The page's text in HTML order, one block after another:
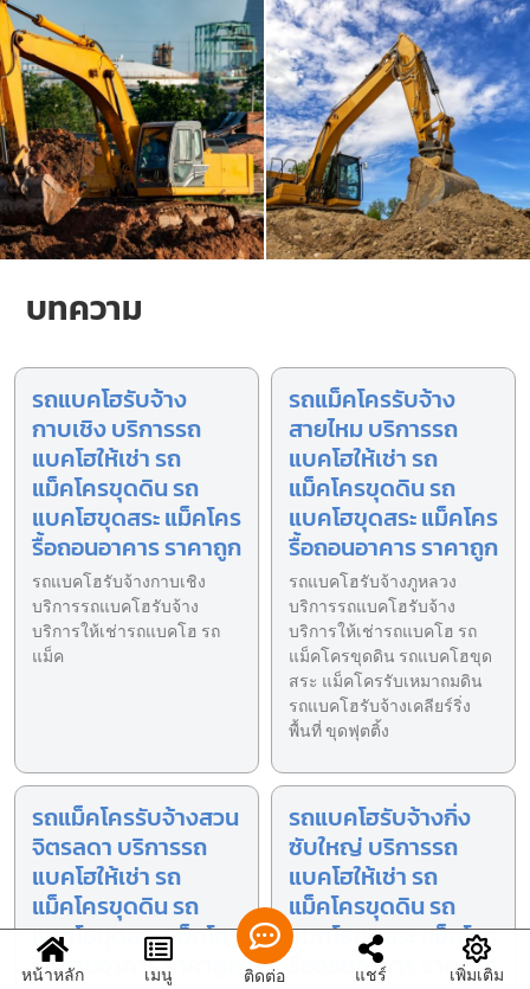
บทความ
รถแบคโฮรับจ้าง
กาบเชิง บริการรถ
แบคโฮให้เช่า รถ
แม็คโครขุดดิน รถ
แบคโฮขุดสระ แม็คโคร
รื้อถอนอาคาร ราคาถูก
รถแบคโฮรับจ้างกาบเชิง
บริการรถแบคโฮรับจ้าง
บริการให้เช่ารถแบคโฮ รถ
แม็ค
รถแม็คโครรับจ้าง
สายไหม บริการรถ
แบคโฮให้เช่า รถ
แม็คโครขุดดิน รถ
แบคโฮขุดสระ แม็คโคร
รื้อถอนอาคาร ราคาถูก
รถแบคโฮรับจ้างภูหลวง
บริการรถแบคโฮรับจ้าง
บริการให้เช่ารถแบคโฮ รถ
แม็คโครขุดดิน รถแบคโฮขุด
สระ แม็คโครรับเหมาถมดิน
รถแบคโฮรับจ้างเคลียร์ริ่ง
พื้นที่ ขุดฟุตติ้ง
รถแม็คโครรับจ้างสวน
จิตรลดา บริการรถ
แบคโฮให้เช่า รถ
แม็คโครขุดดิน รถ
แบคโฮขุดสระ แม็คโคร
รื้อถอนอาคาร ราคาถูก
รถแบคโฮรับจ้างกิ่ง
ซับใหญ่ บริการรถ
แบคโฮให้เช่า รถ
แม็คโครขุดดิน รถ
แบคโฮขุดสระ แม็คโคร
รื้อถอนอาคาร ราคาถูก
หน้าหลัก เมนู ติดต่อ แชร์ เพิ่มเติม